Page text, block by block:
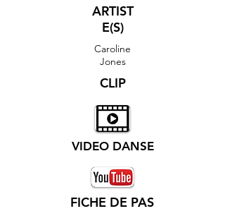
ARTIST
E(S)
Caroline
Jones
CLIP
VIDEO DANSE
FICHE DE PAS